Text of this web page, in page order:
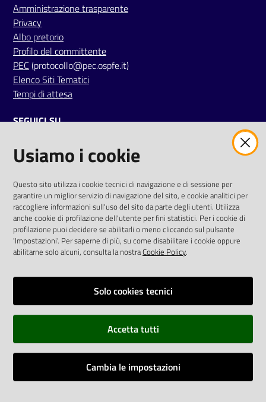
Seguici
su
Amministrazione trasparente
Privacy
Albo pretorio
Profilo del committente
PEC (protocollo@pec.ospfe.it)
Elenco Siti Tematici
Tempi di attesa
SEGUICI SU
twitterfacebookyoutube
AREA DIPENDENTI
Posta Elettronica Aziendale
Cloud aziendale(manuale di istruzioni)
Portale del Dipendente
Sito intranet
Redazione web
Credits
Usiamo i cookie
Questo sito utilizza i cookie tecnici di navigazione e di sessione per
garantire un miglior servizio di navigazione del sito, e cookie analitici per
raccogliere informazioni sull'uso del sito da parte degli utenti. Utilizza
anche cookie di profilazione dell'utente per fini statistici. Per i cookie di
profilazione puoi decidere se abilitarli o meno cliccando sul pulsante
'Impostazioni'. Per saperne di più, su come disabilitare i cookie oppure
abilitarne solo alcuni, consulta la nostraCookie Policy.
Solo cookies tecnici
Accetta tutti
Cambia le impostazioni